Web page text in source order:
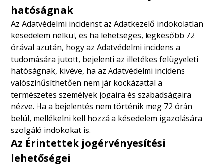
hatóságnak
Az Adatvédelmi incidenst az Adatkezelő indokolatlan
késedelem nélkül, és ha lehetséges, legkésőbb 72
órával azután, hogy az Adatvédelmi incidens a
tudomására jutott, bejelenti az illetékes felügyeleti
hatóságnak, kivéve, ha az Adatvédelmi incidens
valószínűsíthetően nem jár kockázattal a
természetes személyek jogaira és szabadságaira
nézve. Ha a bejelentés nem történik meg 72 órán
belül, mellékelni kell hozzá a késedelem igazolására
szolgáló indokokat is.
Az Érintettek jogérvényesítési
lehetőségei